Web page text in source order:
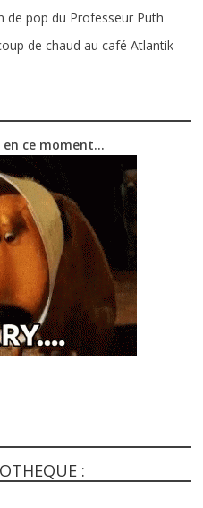
de pop du Professeur Puth
de chaud au café Atlantik
en ce moment…
: